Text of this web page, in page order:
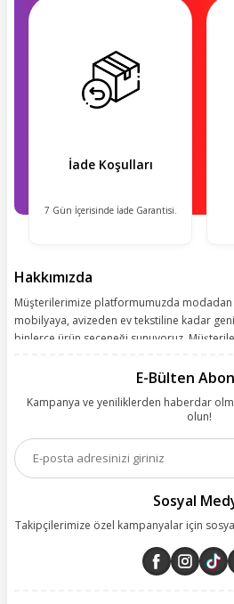
İade Koşulları
7 Gün İçerisinde İade Garantisi.
Hakkımızda
Müşterilerimize platformumuzda modadan
mobilyaya, avizeden ev tekstiline kadar
binlerce ürün seçeneği sunuyoruz.
kolay, kusursuz ve keyifli bir alışveriş
olanakları sunuyoruz. Çalışmalarımızı
esas alarak yürütüyoruz.
E-Bülten
Kampanya ve yeniliklerden haberdar
olun!
Sosyal
Takipçilerimize özel kampanyalar için